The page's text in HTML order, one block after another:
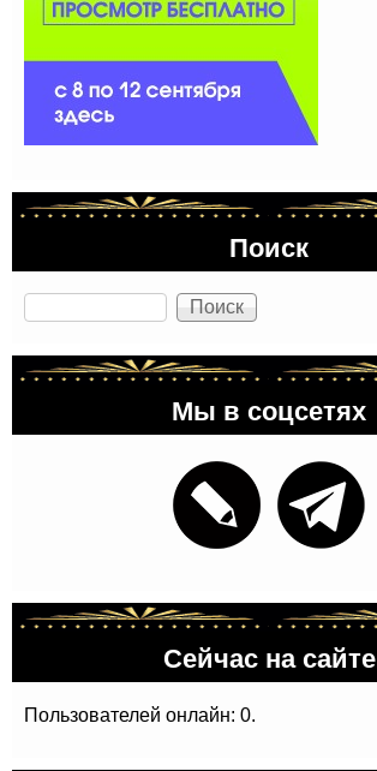
Поиск
Поиск
Мы в соцсетях
Сейчас на сайте
Пользователей онлайн: 0.